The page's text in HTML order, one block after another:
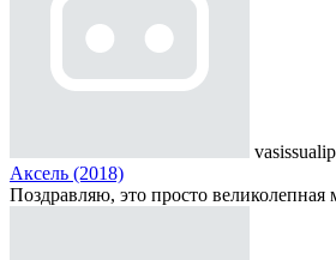
Аксель (2018)
Поздравляю, это просто великолепная